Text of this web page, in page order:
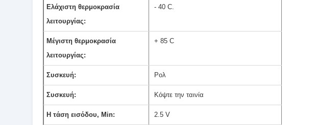
Ελάχιστη θερμοκρασία
λειτουργίας:
- 40 C.
Μέγιστη θερμοκρασία
λειτουργίας:
+ 85 C
Συσκευή: Ρολ
Συσκευή: Κόψτε την ταινία
Η τάση εισόδου, Min: 2.5 V